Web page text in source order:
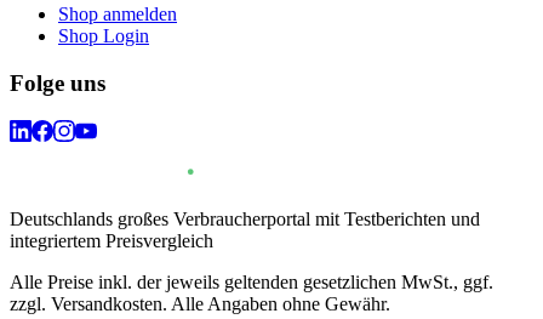
Shop anmelden
Shop Login
Folge uns
Deutschlands großes Verbraucherportal mit Testberichten und
integriertem Preisvergleich
Alle Preise inkl. der jeweils geltenden gesetzlichen MwSt., ggf.
zzgl. Versandkosten. Alle Angaben ohne Gewähr.